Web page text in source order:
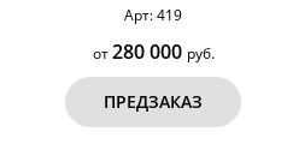
Арт: 419
от280 000 руб.
ПРЕДЗАКАЗ